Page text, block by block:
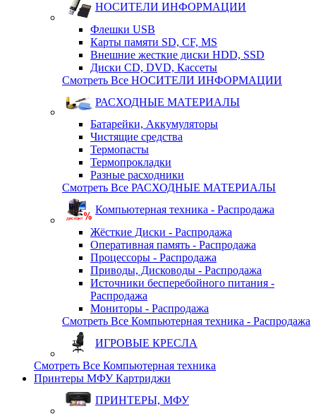
НОСИТЕЛИ ИНФОРМАЦИИ
Флешки USB
Карты памяти SD, CF, MS
Внешние жесткие диски HDD, SSD
Диски CD, DVD, Кассеты
Смотреть Все НОСИТЕЛИ ИНФОРМАЦИИ
РАСХОДНЫЕ МАТЕРИАЛЫ
Батарейки, Аккумуляторы
Чистящие средства
Термопасты
Термопрокладки
Разные расходники
Смотреть Все РАСХОДНЫЕ МАТЕРИАЛЫ
Компьютерная техника - Распродажа
Жёсткие Диски - Распродажа
Оперативная память - Распродажа
Процессоры - Распродажа
Приводы, Дисководы - Распродажа
Источники бесперебойного питания -
Распродажа
Мониторы - Распродажа
Смотреть Все Компьютерная техника - Распродажа
ИГРОВЫЕ КРЕСЛА
Смотреть Все Компьютерная техника
Принтеры МФУ Картриджи
ПРИНТЕРЫ, МФУ